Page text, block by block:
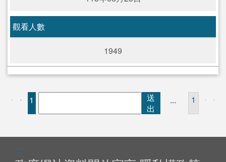
觀看人數
1949
1
送
出
... 1
:::